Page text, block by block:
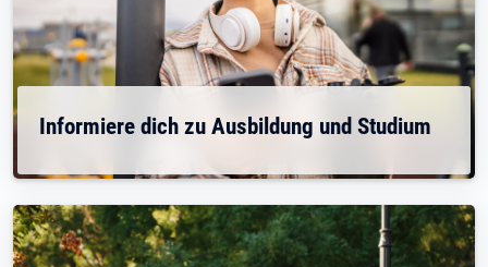
Informiere dich zu Ausbildung und Studium